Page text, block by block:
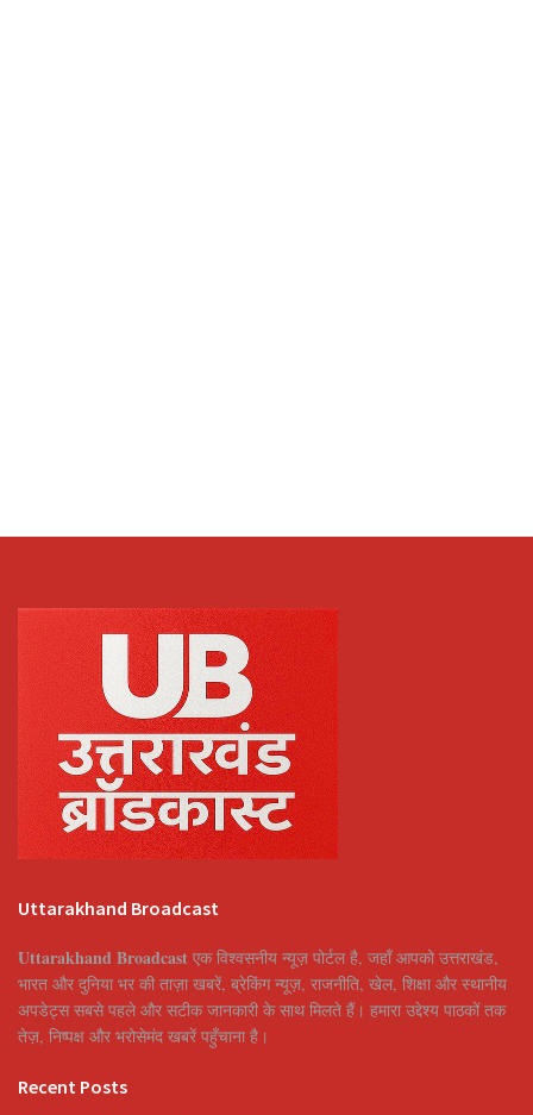
Uttarakhand Broadcast
Uttarakhand Broadcast एक विश्वसनीय न्यूज़ पोर्टल है, जहाँ आपको उत्तराखंड,
भारत और दुनिया भर की ताज़ा खबरें, ब्रेकिंग न्यूज़, राजनीति, खेल, शिक्षा और स्थानीय
अपडेट्स सबसे पहले और सटीक जानकारी के साथ मिलते हैं। हमारा उद्देश्य पाठकों तक
तेज़, निष्पक्ष और भरोसेमंद खबरें पहुँचाना है।
Recent Posts